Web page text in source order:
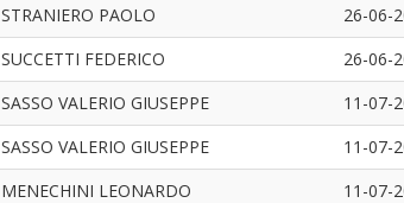
STRANIERO PAOLO 26-06-
SUCCETTI FEDERICO 26-06-
SASSO VALERIO GIUSEPPE 11-07-
SASSO VALERIO GIUSEPPE 11-07-
MENECHINI LEONARDO 11-07-